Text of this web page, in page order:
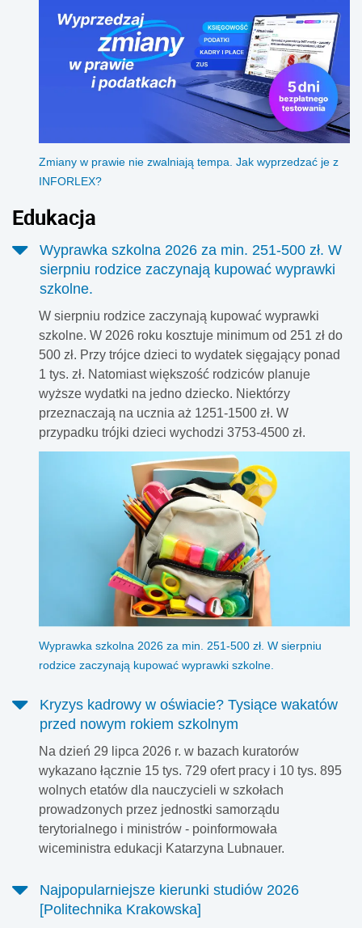
Zmiany w prawie nie zwalniają tempa. Jak wyprzedzać je z
INFORLEX?
Edukacja
Wyprawka szkolna 2026 za min. 251-500 zł. W
sierpniu rodzice zaczynają kupować wyprawki
szkolne.
W sierpniu rodzice zaczynają kupować wyprawki
szkolne. W 2026 roku kosztuje minimum od 251 zł do
500 zł. Przy trójce dzieci to wydatek sięgający ponad
1 tys. zł. Natomiast większość rodziców planuje
wyższe wydatki na jedno dziecko. Niektórzy
przeznaczają na ucznia aż 1251-1500 zł. W
przypadku trójki dzieci wychodzi 3753-4500 zł.
Wyprawka szkolna 2026 za min. 251-500 zł. W sierpniu
rodzice zaczynają kupować wyprawki szkolne.
Kryzys kadrowy w oświacie? Tysiące wakatów
przed nowym rokiem szkolnym
Na dzień 29 lipca 2026 r. w bazach kuratorów
wykazano łącznie 15 tys. 729 ofert pracy i 10 tys. 895
wolnych etatów dla nauczycieli w szkołach
prowadzonych przez jednostki samorządu
terytorialnego i ministrów - poinformowała
wiceministra edukacji Katarzyna Lubnauer.
Najpopularniejsze kierunki studiów 2026
[Politechnika Krakowska]